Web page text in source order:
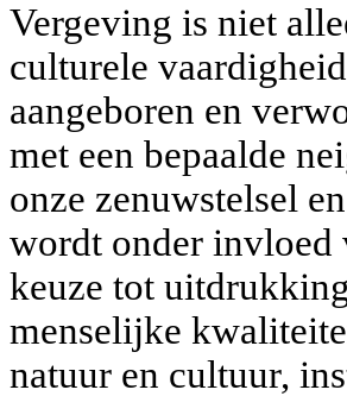
Vergeving is niet
culturele
aangeboren en
met een bepaalde
onze zenuwstelsel
wordt onder invloed
keuze tot
menselijke
natuur en cultuur,